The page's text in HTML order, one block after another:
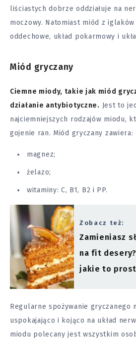
liściastych dobrze oddziałuje na
moczowy. Natomiast miód z
oddechowe, układ pokarmowy i
Miód gryczany
Ciemne miody, takie jak miód
działanie antybiotyczne. Jest to
najciemniejszych rodzajów miodu,
gojenie ran. Miód gryczany zawiera:
magnez;
żelazo;
witaminy: C, B1, B2 i PP.
Zobacz też:
Zamieniasz
na fit
jakie to
Regularne spożywanie gryczanego
uspokajająco i kojąco na układ
miodu polecany jest wszystkim